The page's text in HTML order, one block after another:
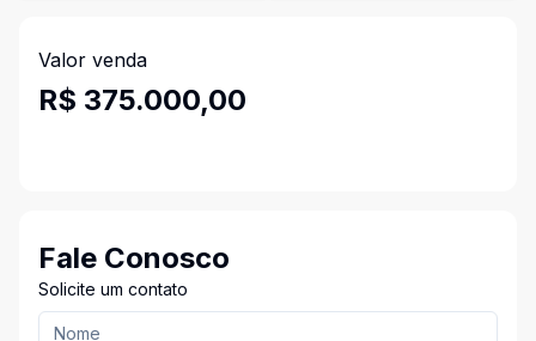
Valor venda
R$ 375.000,00
Fale Conosco
Solicite um contato